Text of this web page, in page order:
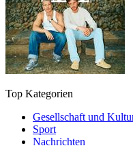
Top Kategorien
Gesellschaft und
Sport
Nachrichten